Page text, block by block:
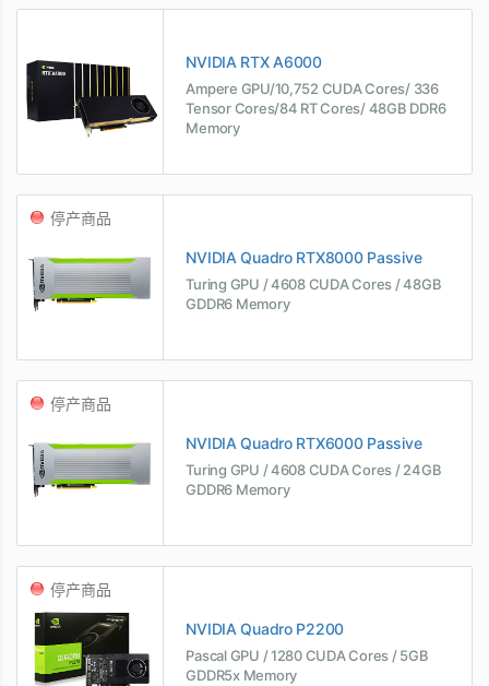
NVIDIA RTX A6000
Ampere GPU/10,752 CUDA Cores/ 336
Tensor Cores/84 RT Cores/ 48GB DDR6
Memory
停产商品
NVIDIA Quadro RTX8000 Passive
Turing GPU / 4608 CUDA Cores / 48GB
GDDR6 Memory
停产商品
NVIDIA Quadro RTX6000 Passive
Turing GPU / 4608 CUDA Cores / 24GB
GDDR6 Memory
停产商品
NVIDIA Quadro P2200
Pascal GPU / 1280 CUDA Cores / 5GB
GDDR5x Memory